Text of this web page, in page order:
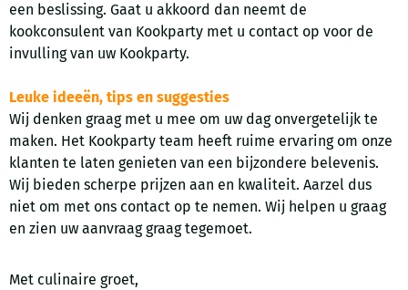
een beslissing. Gaat u akkoord dan neemt de
kookconsulent van Kookparty met u contact op voor de
invulling van uw Kookparty.
Leuke ideeën, tips en suggesties
Wij denken graag met u mee om uw dag onvergetelijk te
maken. Het Kookparty team heeft ruime ervaring om onze
klanten te laten genieten van een bijzondere belevenis.
Wij bieden scherpe prijzen aan en kwaliteit. Aarzel dus
niet om met ons contact op te nemen. Wij helpen u graag
en zien uw aanvraag graag tegemoet.
Met culinaire groet,